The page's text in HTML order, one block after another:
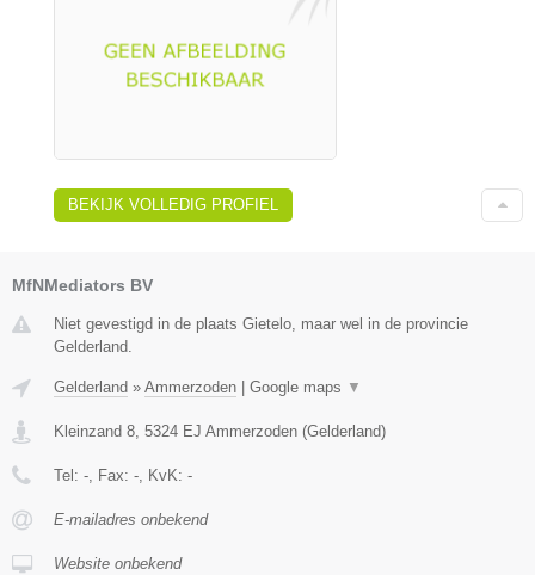
BEKIJK VOLLEDIG PROFIEL
MfNMediators BV
Niet gevestigd in de plaats Gietelo, maar wel in de provincie
Gelderland.
Gelderland » Ammerzoden Google maps ▼
Kleinzand 8 5324 EJ Ammerzoden (Gelderland)
Tel: - , Fax: - , KvK: -
E-mailadres onbekend
Website onbekend